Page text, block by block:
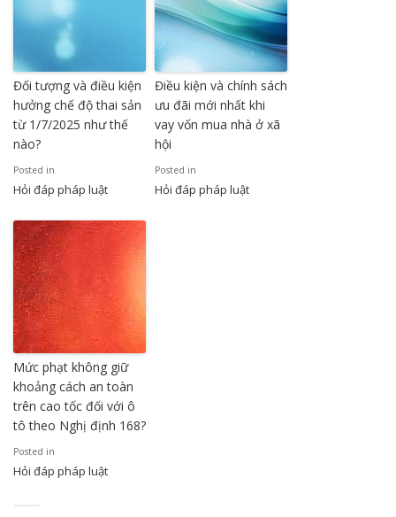
Đối tượng và điều kiện
hưởng chế độ thai sản
từ 1/7/2025 như thế
nào?
Posted in
Hỏi đáp pháp luật
Điều kiện và chính sách
ưu đãi mới nhất khi
vay vốn mua nhà ở xã
hội
Posted in
Hỏi đáp pháp luật
Mức phạt không giữ
khoảng cách an toàn
trên cao tốc đối với ô
tô theo Nghị định 168?
Posted in
Hỏi đáp pháp luật